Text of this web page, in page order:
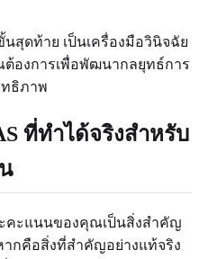
ดท้าย เป็นเครื่องมือวินิจฉัย
องการเพื่อพัฒนากลยุทธ์การ
ทธิภาพ
ที่ทำได้จริงสำหรับ
คะแนนของคุณเป็นสิ่งสำคัญ
กคือสิ่งที่สำคัญอย่างแท้จริง